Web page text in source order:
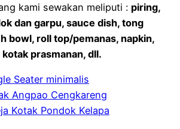
kami sewakan meliputi : piring,
dan garpu, sauce dish, tong
bowl, roll top/pemanas, napkin,
prasmanan, dll.
Seater minimalis
Angpao Cengkareng
Kotak Pondok Kelapa